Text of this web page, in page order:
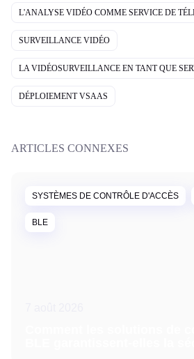
L'ANALYSE VIDÉO COMME SERVICE DE
SURVEILLANCE VIDÉO
LA VIDÉOSURVEILLANCE EN TANT QUE
DÉPLOIEMENT VSAAS
ARTICLES CONNEXES
SYSTÈMES DE CONTRÔLE D'ACCÈS
BLE